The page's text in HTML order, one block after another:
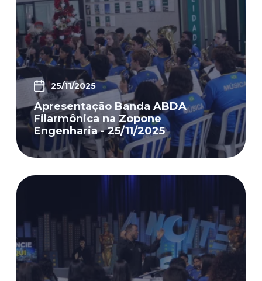
25/11/2025
Apresentação Banda ABDA
Filarmônica na Zopone
Engenharia - 25/11/2025